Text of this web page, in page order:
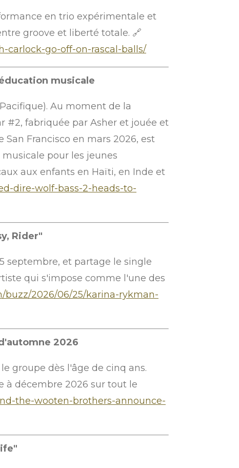
en trio expérimentale et
groove et liberté totale. 🔗
carlock-go-off-on-rascal-balls/
musicale
Au moment de la
#2, fabriquée par Asher et jouée et
Francisco en mars 2026, est
pour les jeunes
aux enfants en Haïti, en Inde et
dire-wolf-bass-2-heads-to-
Rider"
septembre, et partage le single
qui s'impose comme l'une des
buzz/2026/06/25/karina-rykman-
2026
groupe dès l'âge de cinq ans.
à décembre 2026 sur tout le
the-wooten-brothers-announce-